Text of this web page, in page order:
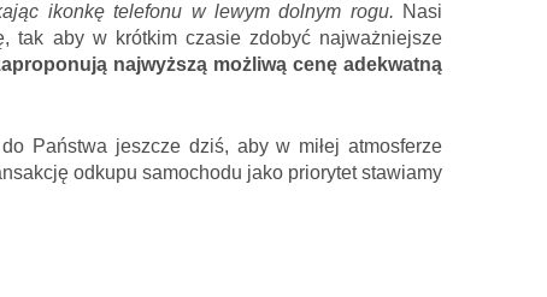
ikonkę telefonu w lewym dolnym rogu. Nasi
tak aby w krótkim czasie zdobyć najważniejsze
najwyższą możliwą cenę adekwatną
Państwa jeszcze dziś, aby w miłej atmosferze
odkupu samochodu jako priorytet stawiamy